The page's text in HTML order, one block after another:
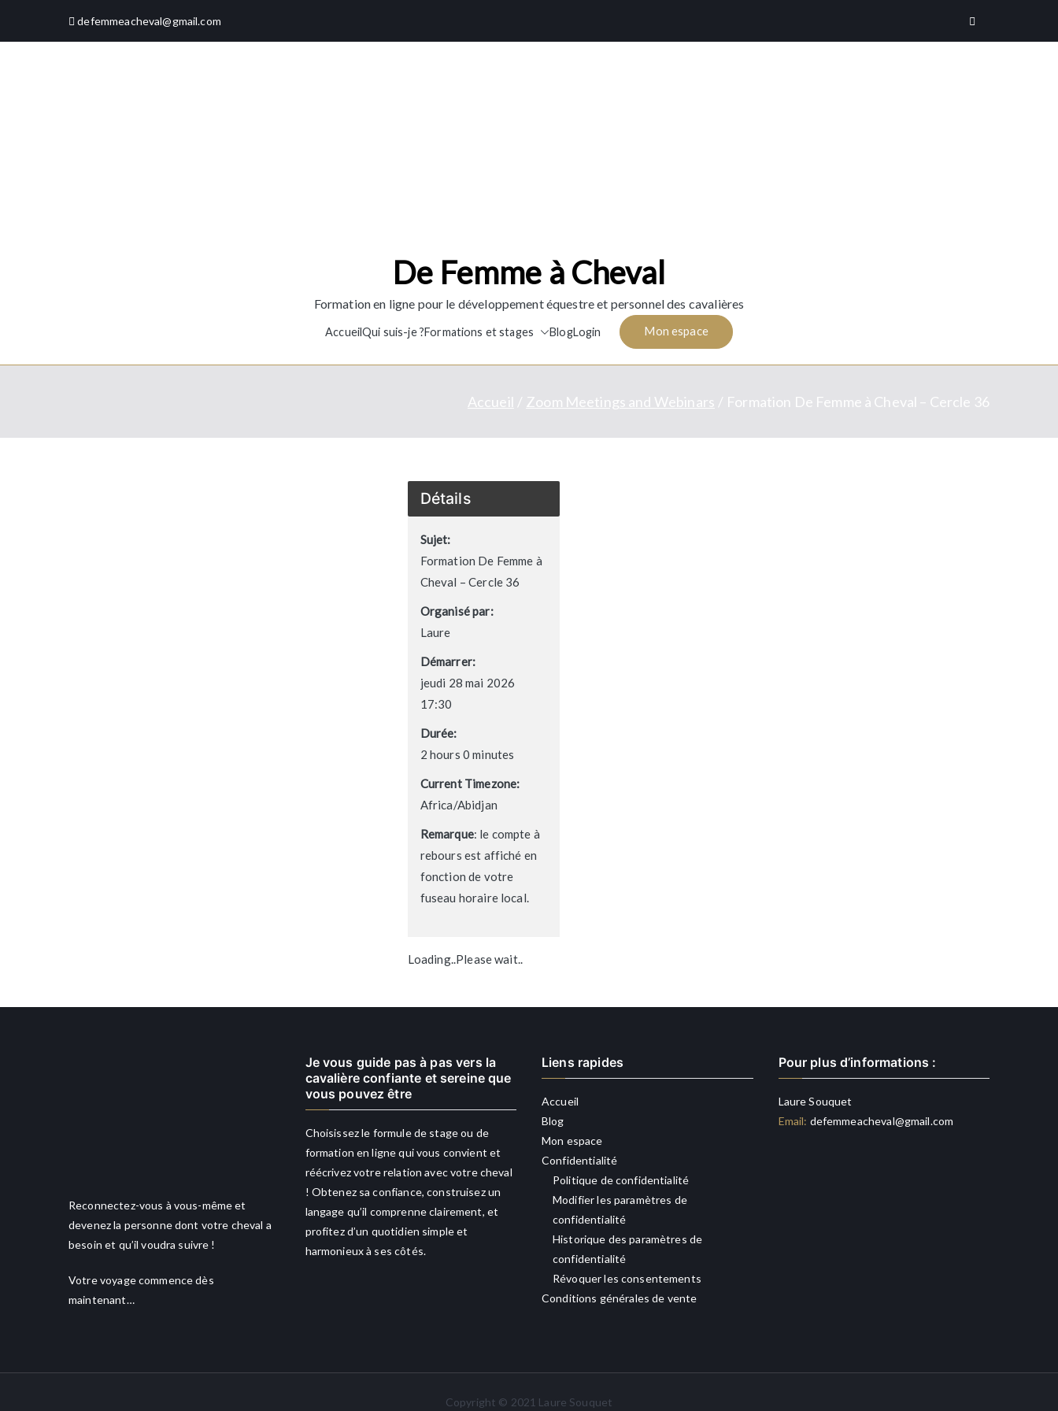
defemmeacheval@gmail.com
De Femme à Cheval
Formation en ligne pour le développement équestre et personnel des cavalières
AccueilQui suis-je ?Formations et stages BlogLogin Mon espace
Accueil Zoom Meetings and Webinars Formation De Femme à Cheval – Cercle 36
Détails
Sujet:
Formation De Femme à
Cheval – Cercle 36
Organisé par:
Laure
Démarrer:
jeudi 28 mai 2026
17:30
Durée:
2 hours 0 minutes
Current Timezone:
Africa/Abidjan
Remarque: le compte à
rebours est affiché en
fonction de votre
fuseau horaire local.
Loading..Please wait..
Reconnectez-vous à vous-même et
devenez la personne dont votre cheval a
besoin et qu’il voudra suivre !
Votre voyage commence dès
maintenant…
Je vous guide pas à pas vers la
cavalière confiante et sereine que
vous pouvez être
Choisissez le formule de stage ou de
formation en ligne qui vous convient et
réécrivez votre relation avec votre cheval
! Obtenez sa confiance, construisez un
langage qu’il comprenne clairement, et
profitez d’un quotidien simple et
harmonieux à ses côtés.
Liens rapides
Accueil
Blog
Mon espace
Confidentialité
Politique de confidentialité
Modifier les paramètres de
confidentialité
Historique des paramètres de
confidentialité
Révoquer les consentements
Conditions générales de vente
Pour plus d’informations :
Laure Souquet
Email: defemmeacheval@gmail.com
Copyright © 2021 Laure Souquet